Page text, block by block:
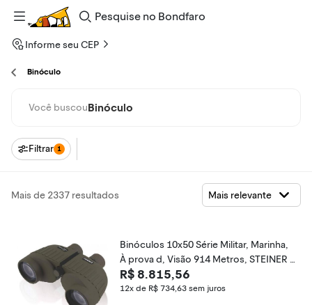
Pesquise
Bondfaro
Informe seu CEP
Binóculo
Você buscouBinóculo
Filtrar 1
Mais de 2337 resultados
Binóculos 10x50 Série Militar, Marinha,
À prova d, Visão 914 Metros, STEINER 2
035, Verde
R$ 8.815,56
12x de R$ 734,63 sem juros